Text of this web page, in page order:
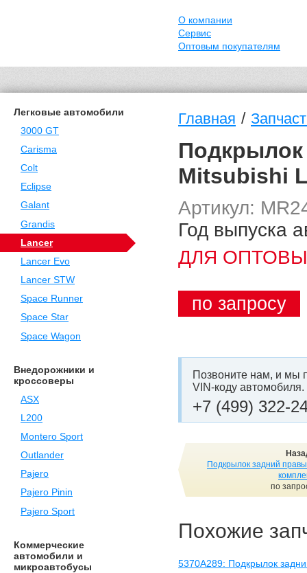
О компании
Сервис
Оптовым покупателям
Легковые автомобили
3000 GT
Carisma
Colt
Eclipse
Galant
Grandis
Lancer
Lancer Evo
Lancer STW
Space Runner
Space Star
Space Wagon
Внедорожники и
кроссоверы
ASX
L200
Montero Sport
Outlander
Pajero
Pajero Pinin
Pajero Sport
Коммерческие
автомобили и
микроавтобусы
Главная /
Подкрылок
Mitsubishi
Артикул:
Год выпуска
ДЛЯ
по запросу
Позвоните нам, и мы
VIN-коду автомобиля.
+7 (499) 322-
Подкрылок задний
по
Похожие
5370A289: Подкрылок